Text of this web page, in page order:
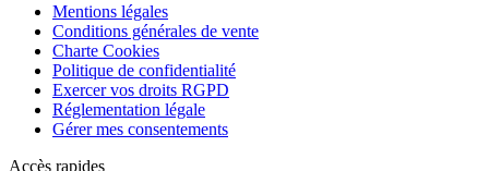
Mentions légales
Conditions générales de vente
Charte Cookies
Politique de confidentialité
Exercer vos droits RGPD
Réglementation légale
Gérer mes consentements
Accès rapides